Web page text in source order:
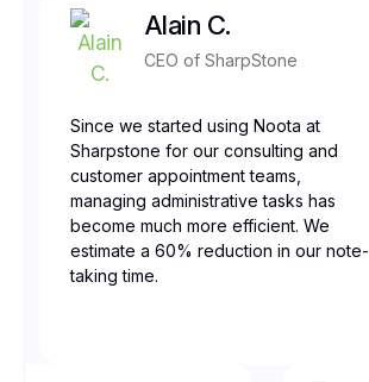
Alain C.
CEO of SharpStone
Since we started using Noota at
Sharpstone for our consulting and
customer appointment teams,
managing administrative tasks has
become much more efficient. We
estimate a 60% reduction in our note-
taking time.